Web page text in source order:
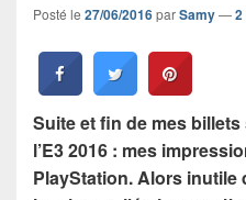
Posté le 27/06/2016parSamy—
Suite et fin de mes
l’E3 2016 : mes
PlayStation. Alors